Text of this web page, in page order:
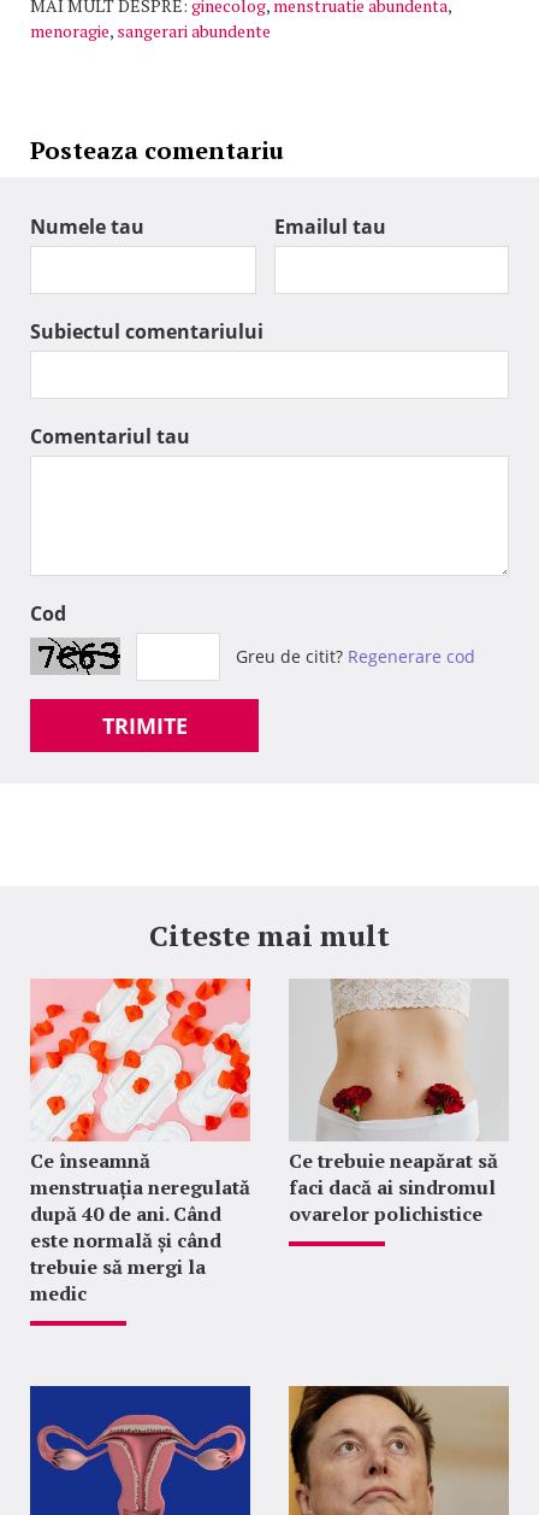
MAI MULT DESPRE: ginecolog, menstruatie abundenta,
menoragie, sangerari abundente
Posteaza comentariu
Numele tau Emailul tau
Subiectul comentariului
Comentariul tau
Cod
Greu de citit? Regenerare cod
TRIMITE
Citeste mai mult
Ce înseamnă
menstruația neregulată
după 40 de ani. Când
este normală și când
trebuie să mergi la
medic
Ce trebuie neapărat să
faci dacă ai sindromul
ovarelor polichistice